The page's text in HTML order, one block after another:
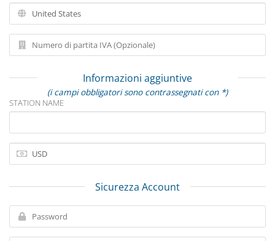
Informazioni aggiuntive
(i campi obbligatori sono contrassegnati con *)
STATION NAME
Sicurezza Account